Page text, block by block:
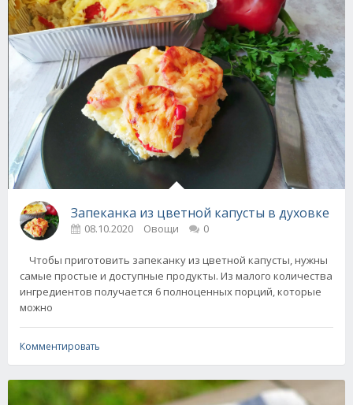
Запеканка из цветной капусты в духовке
08.10.2020 Овощи 0
Чтобы приготовить запеканку из цветной капусты, нужны
самые простые и доступные продукты. Из малого количества
ингредиентов получается 6 полноценных порций, которые
можно
Комментировать